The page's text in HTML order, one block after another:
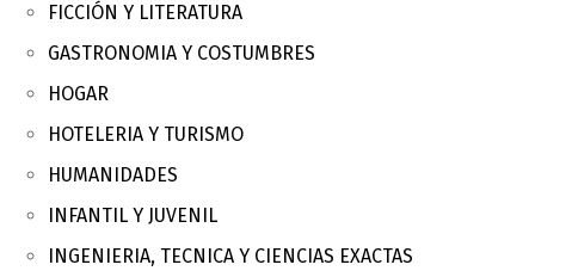
FICCIÓN Y LITERATURA
GASTRONOMIA Y COSTUMBRES
HOGAR
HOTELERIA Y TURISMO
HUMANIDADES
INFANTIL Y JUVENIL
INGENIERIA, TECNICA Y CIENCIAS EXACTAS